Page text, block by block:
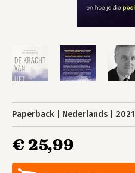
Paperback Nederlands 2021
€ 25,99